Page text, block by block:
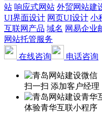
站 响应式网站 外贸网站建
UI界面设计 网页UI设计 小
互联网产品 域名 网易企业
网站托管服务
在线咨询
电话咨询
扫一扫 添加客户经理
体验青华互联小程序